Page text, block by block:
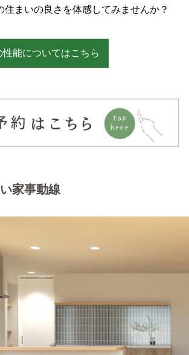
住まいの良さを体感してみませんか？
能についてはこちら
家事動線